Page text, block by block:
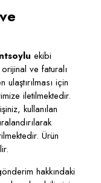
ekibi
ve faturalı
için
iletilmektedir.
kullanılan
Ürün
hakkındaki